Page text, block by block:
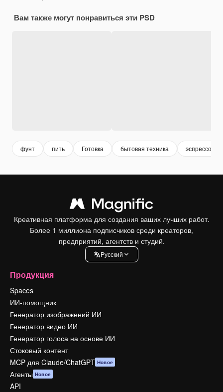
Вам также могут понравиться эти PSD
фунт пить Готовка бытовая техника эспрессо
Креативная платформа для создания ваших лучших работ.
Более 1 миллиона подписчиков среди креаторов,
предприятий, агентств и студий.
Pусский
Продукция
Spaces
ИИ-помощник
Генератор изображений ИИ
Генератор видео ИИ
Генератор голоса на основе ИИ
Стоковый контент
MCP для Claude/ChatGPT Новое
Агенты Новое
API